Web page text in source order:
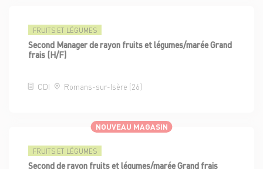
FRUITS ET LÉGUMES
Second Manager de rayon fruits et légumes/marée Grand
frais (H/F)
CDI Romans-sur-Isère (26)
NOUVEAU MAGASIN
FRUITS ET LÉGUMES
Second de rayon fruits et légumes/marée Grand frais